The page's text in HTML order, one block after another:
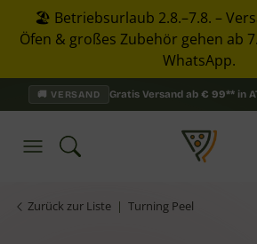
🏖️ Betriebsurlaub 2.8.–7.8. –
Öfen & großes Zubehör gehen ab
WhatsApp.
🚚 VERSAND Gratis Versand ab € 99** in
Zurück zur Liste Turning Peel